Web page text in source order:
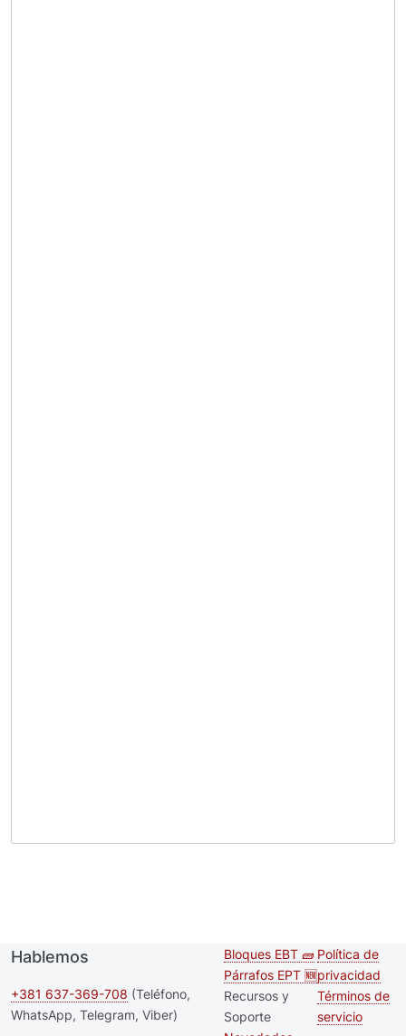
Hablemos
+381 637-369-708 (Teléfono,
WhatsApp, Telegram, Viber)
Second
footer
menu
Bloques EBT 🧱
Párrafos EPT 🆕
Recursos y
Soporte
Footer
Política de
privacidad
Términos de
servicio